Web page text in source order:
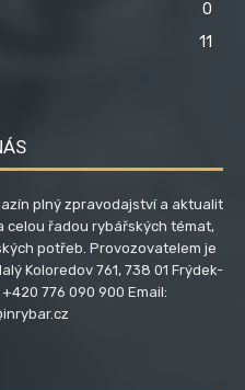
0
11
plný zpravodajství a aktualit
celou řadou rybářských témat,
potřeb. Provozovatelem je
Koloredov 761, 738 01 Frýdek-
+420 776 090 900 Email: